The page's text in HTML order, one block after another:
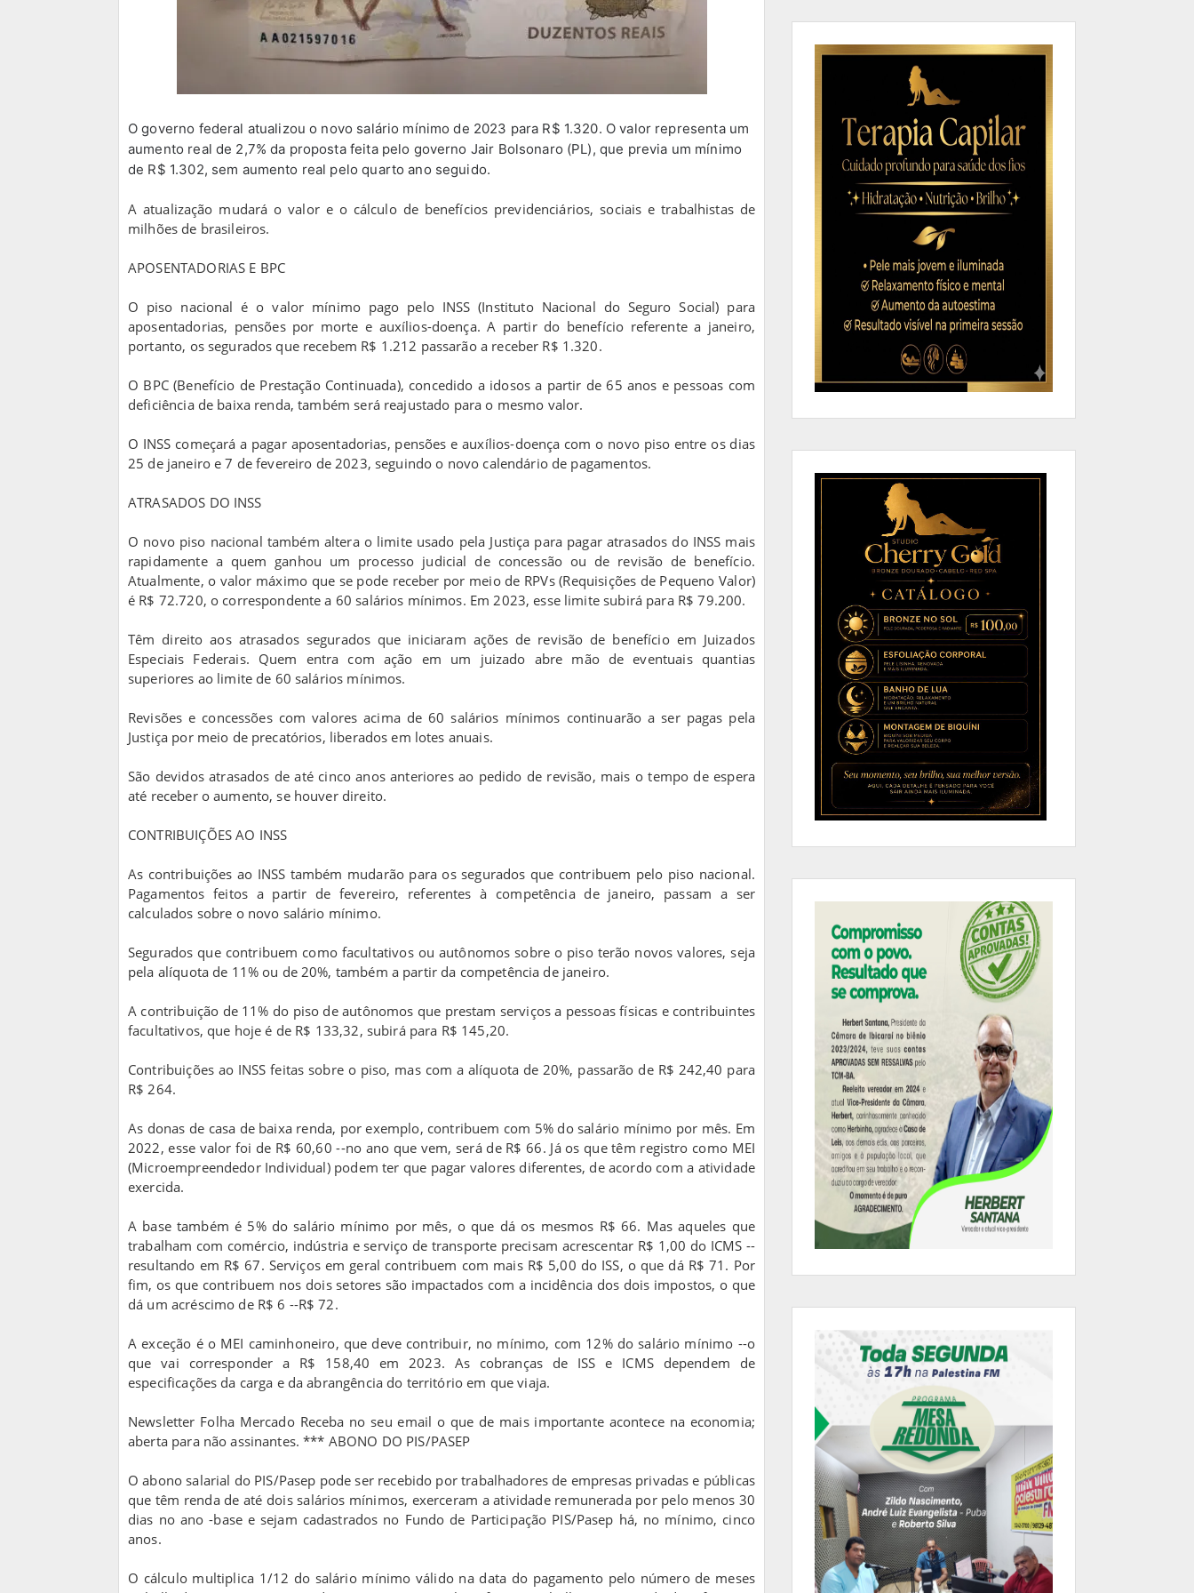
O governo federal atualizou o novo salário mínimo de 2023 para R$ 1.320. O valor representa um
aumento real de 2,7% da proposta feita pelo governo Jair Bolsonaro (PL), que previa um mínimo
de R$ 1.302, sem aumento real pelo quarto ano seguido.
A atualização mudará o valor e o cálculo de benefícios previdenciários, sociais e trabalhistas de
milhões de brasileiros.
APOSENTADORIAS E BPC
O piso nacional é o valor mínimo pago pelo INSS (Instituto Nacional do Seguro Social) para
aposentadorias, pensões por morte e auxílios-doença. A partir do benefício referente a janeiro,
portanto, os segurados que recebem R$ 1.212 passarão a receber R$ 1.320.
O BPC (Benefício de Prestação Continuada), concedido a idosos a partir de 65 anos e pessoas com
deficiência de baixa renda, também será reajustado para o mesmo valor.
O INSS começará a pagar aposentadorias, pensões e auxílios-doença com o novo piso entre os dias
25 de janeiro e 7 de fevereiro de 2023, seguindo o novo calendário de pagamentos.
ATRASADOS DO INSS
O novo piso nacional também altera o limite usado pela Justiça para pagar atrasados do INSS mais
rapidamente a quem ganhou um processo judicial de concessão ou de revisão de benefício.
Atualmente, o valor máximo que se pode receber por meio de RPVs (Requisições de Pequeno Valor)
é R$ 72.720, o correspondente a 60 salários mínimos. Em 2023, esse limite subirá para R$ 79.200.
Têm direito aos atrasados segurados que iniciaram ações de revisão de benefício em Juizados
Especiais Federais. Quem entra com ação em um juizado abre mão de eventuais quantias
superiores ao limite de 60 salários mínimos.
Revisões e concessões com valores acima de 60 salários mínimos continuarão a ser pagas pela
Justiça por meio de precatórios, liberados em lotes anuais.
São devidos atrasados de até cinco anos anteriores ao pedido de revisão, mais o tempo de espera
até receber o aumento, se houver direito.
CONTRIBUIÇÕES AO INSS
As contribuições ao INSS também mudarão para os segurados que contribuem pelo piso nacional.
Pagamentos feitos a partir de fevereiro, referentes à competência de janeiro, passam a ser
calculados sobre o novo salário mínimo.
Segurados que contribuem como facultativos ou autônomos sobre o piso terão novos valores, seja
pela alíquota de 11% ou de 20%, também a partir da competência de janeiro.
A contribuição de 11% do piso de autônomos que prestam serviços a pessoas físicas e contribuintes
facultativos, que hoje é de R$ 133,32, subirá para R$ 145,20.
Contribuições ao INSS feitas sobre o piso, mas com a alíquota de 20%, passarão de R$ 242,40 para
R$ 264.
As donas de casa de baixa renda, por exemplo, contribuem com 5% do salário mínimo por mês. Em
2022, esse valor foi de R$ 60,60 --no ano que vem, será de R$ 66. Já os que têm registro como MEI
(Microempreendedor Individual) podem ter que pagar valores diferentes, de acordo com a atividade
exercida.
A base também é 5% do salário mínimo por mês, o que dá os mesmos R$ 66. Mas aqueles que
trabalham com comércio, indústria e serviço de transporte precisam acrescentar R$ 1,00 do ICMS --
resultando em R$ 67. Serviços em geral contribuem com mais R$ 5,00 do ISS, o que dá R$ 71. Por
fim, os que contribuem nos dois setores são impactados com a incidência dos dois impostos, o que
dá um acréscimo de R$ 6 --R$ 72.
A exceção é o MEI caminhoneiro, que deve contribuir, no mínimo, com 12% do salário mínimo --o
que vai corresponder a R$ 158,40 em 2023. As cobranças de ISS e ICMS dependem de
especificações da carga e da abrangência do território em que viaja.
Newsletter Folha Mercado Receba no seu email o que de mais importante acontece na economia;
aberta para não assinantes. *** ABONO DO PIS/PASEP
O abono salarial do PIS/Pasep pode ser recebido por trabalhadores de empresas privadas e públicas
que têm renda de até dois salários mínimos, exerceram a atividade remunerada por pelo menos 30
dias no ano -base e sejam cadastrados no Fundo de Participação PIS/Pasep há, no mínimo, cinco
anos.
O cálculo multiplica 1/12 do salário mínimo válido na data do pagamento pelo número de meses